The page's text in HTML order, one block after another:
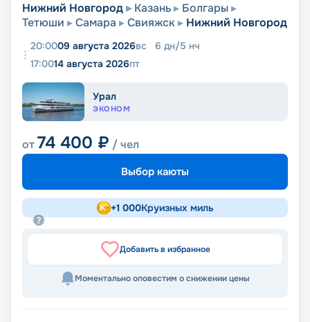
Нижний Новгород Казань
Болгары
Тетюши
Самара Свияжск Нижний Новгород
20:0009 августа 2026вс 6 дн/5 нч
17:0014 августа 2026пт
Урал
ЭКОНОМ
от74 400 ₽ / чел
Выбор каюты
+1 000Круизных миль
Добавить в избранное
Моментально оповестим о снижении цены